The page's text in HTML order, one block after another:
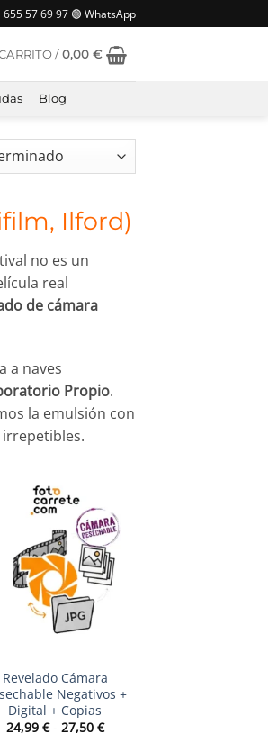
655 57 69 97 🟢 WhatsApp
/ 0,00 €
Blog
Ilford)
no es un
real
de cámara
a naves
Propio.
la emulsión con
Revelado Cámara
Negativos +
Digital + Copias
24,99 € - 27,50 €Rango